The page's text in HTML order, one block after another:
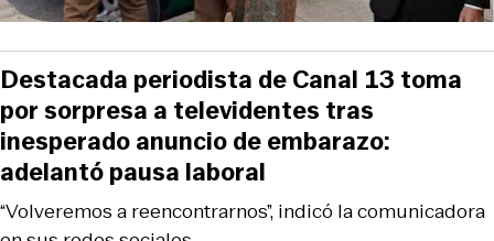
“Volveremos a reencontrarnos”, indicó la comunicadora
Destacada periodista de Canal 13 toma
por sorpresa a televidentes tras
inesperado anuncio de embarazo:
adelantó pausa laboral